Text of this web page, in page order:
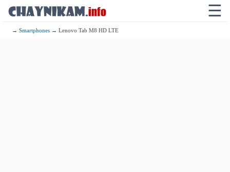
☰
→Smartphones → Lenovo Tab M8 HD LTE